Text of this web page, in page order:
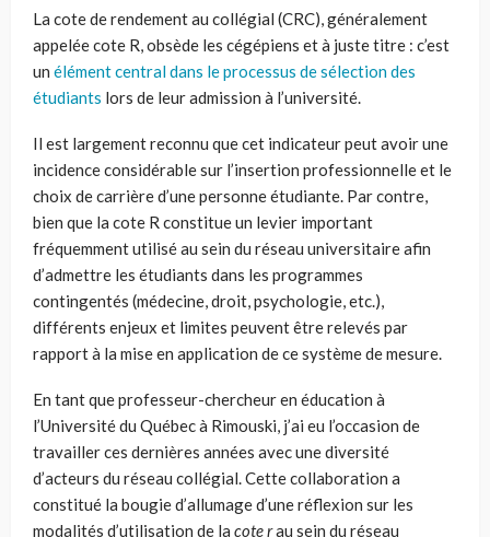
La cote de rendement au collégial (CRC), généralement
appelée cote R, obsède les cégépiens et à juste titre : c’est
un élément central dans le processus de sélection des
étudiants lors de leur admission à l’université.
Il est largement reconnu que cet indicateur peut avoir une
incidence considérable sur l’insertion professionnelle et le
choix de carrière d’une personne étudiante. Par contre,
bien que la cote R constitue un levier important
fréquemment utilisé au sein du réseau universitaire afin
d’admettre les étudiants dans les programmes
contingentés (médecine, droit, psychologie, etc.),
différents enjeux et limites peuvent être relevés par
rapport à la mise en application de ce système de mesure.
En tant que professeur-chercheur en éducation à
l’Université du Québec à Rimouski, j’ai eu l’occasion de
travailler ces dernières années avec une diversité
d’acteurs du réseau collégial. Cette collaboration a
constitué la bougie d’allumage d’une réflexion sur les
modalités d’utilisation de la cote rau sein du réseau